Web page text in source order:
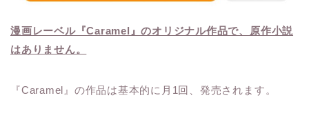
漫画レーベル『Caramel』のオリジナル作品で、原作小説
はありません。
『Caramel』の作品は基本的に月1回、発売されます。